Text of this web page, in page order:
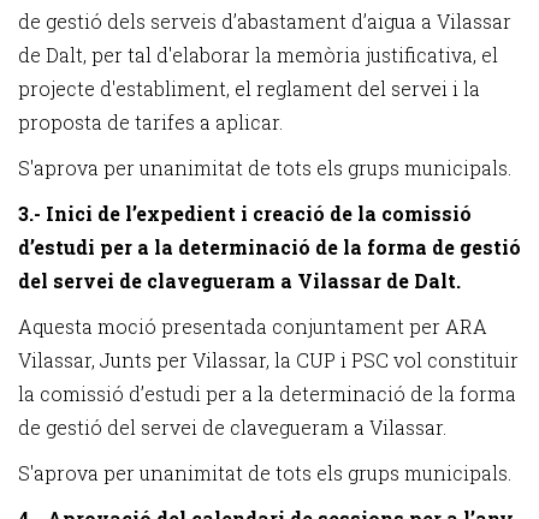
de gestió dels serveis d’abastament d’aigua a Vilassar
de Dalt, per tal d'elaborar la memòria justificativa, el
projecte d'establiment, el reglament del servei i la
proposta de tarifes a aplicar.
S'aprova per unanimitat de tots els grups municipals.
3.- Inici de l’expedient i creació de la comissió
d’estudi per a la determinació de la forma de gestió
del servei de clavegueram a Vilassar de Dalt.
Aquesta moció presentada conjuntament per ARA
Vilassar, Junts per Vilassar, la CUP i PSC vol constituir
la comissió d’estudi per a la determinació de la forma
de gestió del servei de clavegueram a Vilassar.
S'aprova per unanimitat de tots els grups municipals.